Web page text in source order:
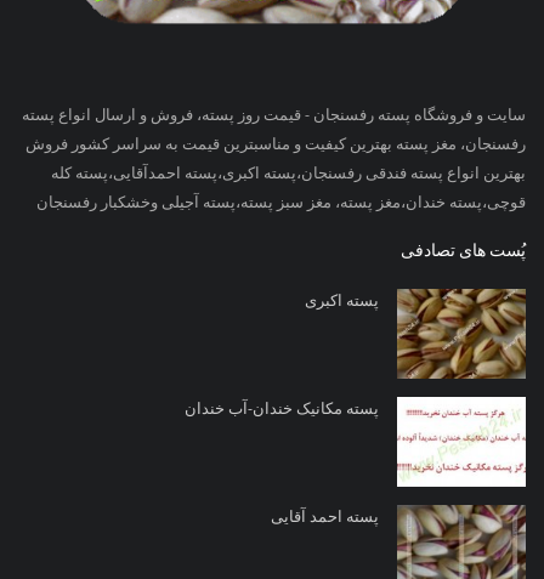
سایت و فروشگاه پسته رفسنجان - قیمت روز پسته، فروش و ارسال انواع پسته
رفسنجان، مغز پسته بهترین کیفیت و مناسبترین قیمت به سراسر کشور فروش
بهترین انواع پسته فندقی رفسنجان،پسته اکبری،پسته احمدآقایی،پسته کله
قوچی،پسته خندان،مغز پسته، مغز سبز پسته،پسته آجیلی وخشکبار رفسنجان
پُست های تصادفی
پسته اکبری
پسته مکانیک خندان-آب خندان
پسته احمد آقایی